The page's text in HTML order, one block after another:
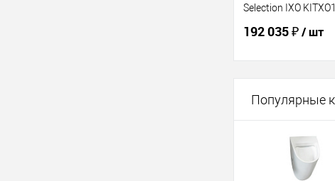
Selection IXO
192 035 ₽/ шт
В избранное
Популярные